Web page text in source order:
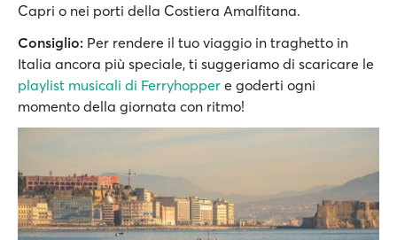
Capri o nei porti della Costiera Amalfitana.
Consiglio: Per rendere il tuo viaggio in traghetto in
Italia ancora più speciale, ti suggeriamo di scaricare le
playlist musicali di Ferryhopper e goderti ogni
momento della giornata con ritmo!